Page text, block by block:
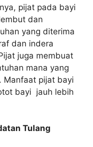
pijat pada bayi
dan
yang diterima
dan indera
juga membuat
mana yang
Manfaat pijat bayi
bayi jauh lebih
Tulang